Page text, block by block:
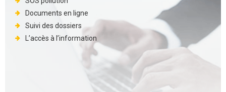
Documents en ligne
Suivi des dossiers
L’accès à l’information